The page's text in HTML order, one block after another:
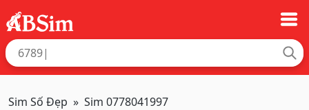
Sim Số Đẹp Sim 0778041997